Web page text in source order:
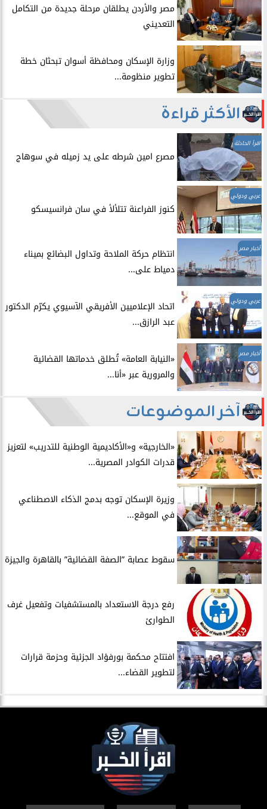
​مصر والأردن يطلقان مرحلة جديدة من التكامل
التعديني
وزارة الإسكان ومحافظة أسوان تبحثان خطة
تطوير منظومة...
الأكثر قراءة
اقرأ الحادثة
مصرع امين شرطه على يد زميله في سوهاج
عربي ودولي
​كنوز الفراعنة تتلألأ في سان فرانسيسكو
أخبار مصر
انتظام حركة الملاحة وتداول البضائع بميناء
دمياط على...
عربي ودولي
اتحاد الإعلاميين الأفريقي الآسيوي يكرّم الدكتور
عبد الرازق...
أخبار مصر
​«النيابة العامة» تُطلق خدماتها القضائية
والمرورية عبر «أنا...
آخر الموضوعات
​«الخارجية» و«الأكاديمية الوطنية للتدريب» لتعزيز
قدرات الكوادر المصرية...
​وزيرة الإسكان توجه بدمج الذكاء الاصطناعي
في الموقع...
سقوط عصابة ”الصفة القضائية” بالقاهرة والجيزة
​رفع درجة الاستعداد بالمستشفيات وتفعيل غرف
الطوارئ
افتتاح محكمة بورفؤاد الجزئية وحزمة قرارات
لتطوير القضاء...